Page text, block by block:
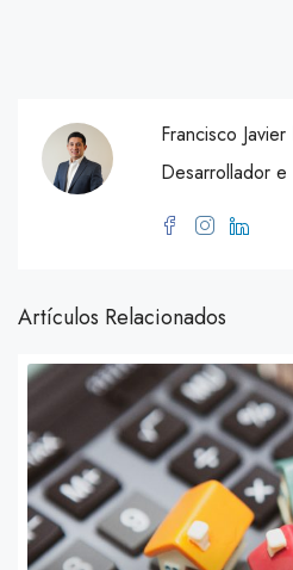
Francisco
Desarrollador e
Artículos Relacionados